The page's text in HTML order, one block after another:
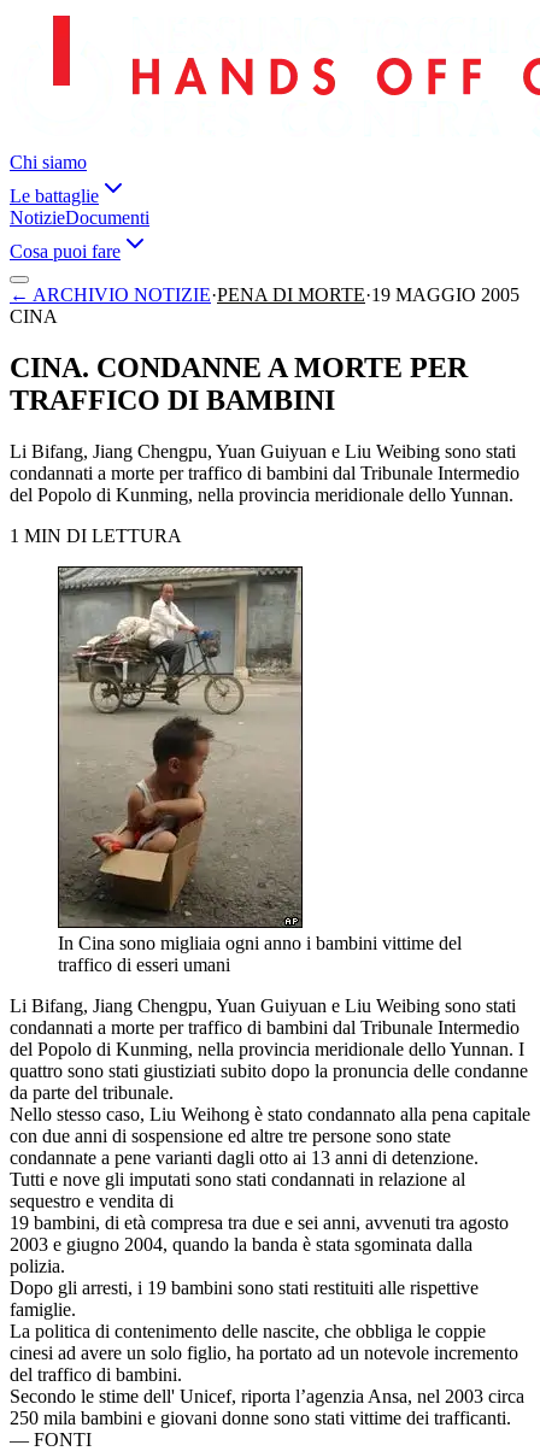
Chi siamo
Le battaglie
NotizieDocumenti
Cosa puoi fare
← ARCHIVIO NOTIZIE·PENA DI MORTE·19 MAGGIO 2005
CINA
CINA. CONDANNE A MORTE PER
TRAFFICO DI BAMBINI
Li Bifang, Jiang Chengpu, Yuan Guiyuan e Liu Weibing sono stati
condannati a morte per traffico di bambini dal Tribunale Intermedio
del Popolo di Kunming, nella provincia meridionale dello Yunnan.
1 MIN DI LETTURA
In Cina sono migliaia ogni anno i bambini vittime del
traffico di esseri umani
Li Bifang, Jiang Chengpu, Yuan Guiyuan e Liu Weibing sono stati
condannati a morte per traffico di bambini dal Tribunale Intermedio
del Popolo di Kunming, nella provincia meridionale dello Yunnan. I
quattro sono stati giustiziati subito dopo la pronuncia delle condanne
da parte del tribunale.
Nello stesso caso, Liu Weihong è stato condannato alla pena capitale
con due anni di sospensione ed altre tre persone sono state
condannate a pene varianti dagli otto ai 13 anni di detenzione.
Tutti e nove gli imputati sono stati condannati in relazione al
sequestro e vendita di
19 bambini, di età compresa tra due e sei anni, avvenuti tra agosto
2003 e giugno 2004, quando la banda è stata sgominata dalla
polizia.
Dopo gli arresti, i 19 bambini sono stati restituiti alle rispettive
famiglie.
La politica di contenimento delle nascite, che obbliga le coppie
cinesi ad avere un solo figlio, ha portato ad un notevole incremento
del traffico di bambini.
Secondo le stime dell' Unicef, riporta l’agenzia Ansa, nel 2003 circa
250 mila bambini e giovani donne sono stati vittime dei trafficanti.
— FONTI